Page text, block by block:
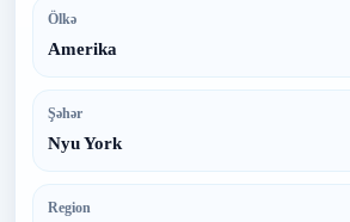
Ölkə
Amerika
Şəhər
Nyu York
Region